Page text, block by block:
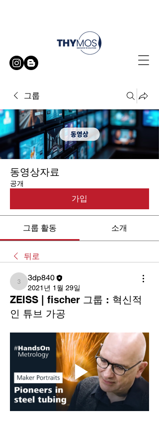
그룹
동영상자료
공개
가입
그룹 활동 소개
뒤로
3dp840
3dp840
2021년 1월 29일
ZEISS | fischer 그룹 : 혁신적
인 튜브 가공